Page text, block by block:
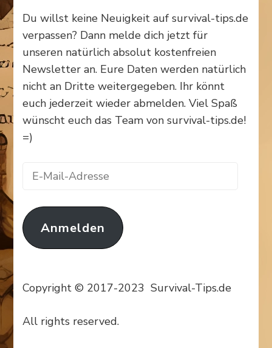
Du willst keine Neuigkeit auf survival-tips.de
verpassen? Dann melde dich jetzt für
unseren natürlich absolut kostenfreien
Newsletter an. Eure Daten werden natürlich
nicht an Dritte weitergegeben. Ihr könnt
euch jederzeit wieder abmelden. Viel Spaß
wünscht euch das Team von survival-tips.de!
=)
E-
Adresse
Anmelden
Copyright © 2017-2023 Survival-Tips.de
All rights reserved.